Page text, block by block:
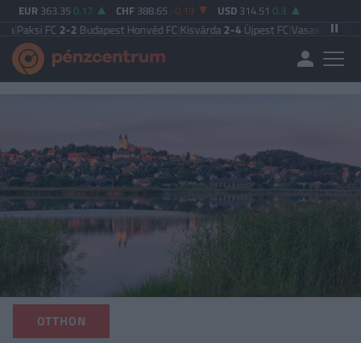
EUR 363.35 0.17 CHF 388.65 -0.19 USD 314.51 0.3
2 Budapest Honvéd FC|Kisvárda 2-4 Újpest FC|Vasas FC 5-0
OTTHON